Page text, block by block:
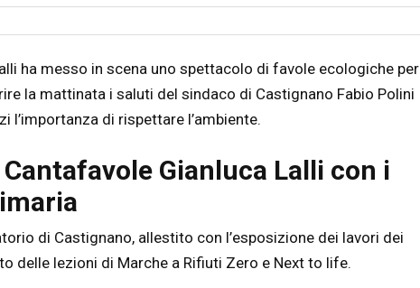
ha messo in scena uno spettacolo di favole ecologiche per
la mattinata i saluti del sindaco di Castignano Fabio Polini
l’importanza di rispettare l’ambiente.
Gianluca Lalli con i
di Castignano, allestito con l’esposizione dei lavori dei
delle lezioni di Marche a Rifiuti Zero e Next to life.